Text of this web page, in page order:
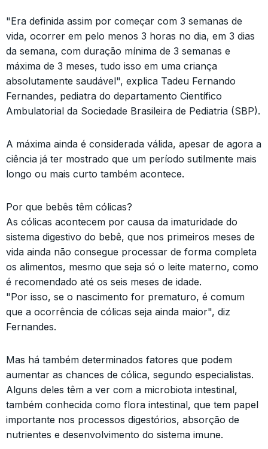
"Era definida assim por começar com 3 semanas de
vida, ocorrer em pelo menos 3 horas no dia, em 3 dias
da semana, com duração mínima de 3 semanas e
máxima de 3 meses, tudo isso em uma criança
absolutamente saudável", explica Tadeu Fernando
Fernandes, pediatra do departamento Científico
Ambulatorial da Sociedade Brasileira de Pediatria (SBP).
A máxima ainda é considerada válida, apesar de agora a
ciência já ter mostrado que um período sutilmente mais
longo ou mais curto também acontece.
Por que bebês têm cólicas?
As cólicas acontecem por causa da imaturidade do
sistema digestivo do bebê, que nos primeiros meses de
vida ainda não consegue processar de forma completa
os alimentos, mesmo que seja só o leite materno, como
é recomendado até os seis meses de idade.
"Por isso, se o nascimento for prematuro, é comum
que a ocorrência de cólicas seja ainda maior", diz
Fernandes.
Mas há também determinados fatores que podem
aumentar as chances de cólica, segundo especialistas.
Alguns deles têm a ver com a microbiota intestinal,
também conhecida como flora intestinal, que tem papel
importante nos processos digestórios, absorção de
nutrientes e desenvolvimento do sistema imune.